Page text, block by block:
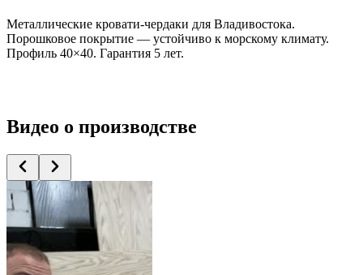
Металлические кровати-чердаки для Владивостока.
Порошковое покрытие — устойчиво к морскому климату.
Профиль 40×40. Гарантия 5 лет.
Видео о производстве